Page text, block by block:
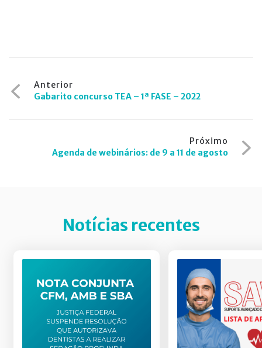
Navegação
de
Anterior
Gabarito concurso TEA – 1ª FASE – 2022
Próximo
Agenda de webinários: de 9 a 11 de agosto
Notícias recentes